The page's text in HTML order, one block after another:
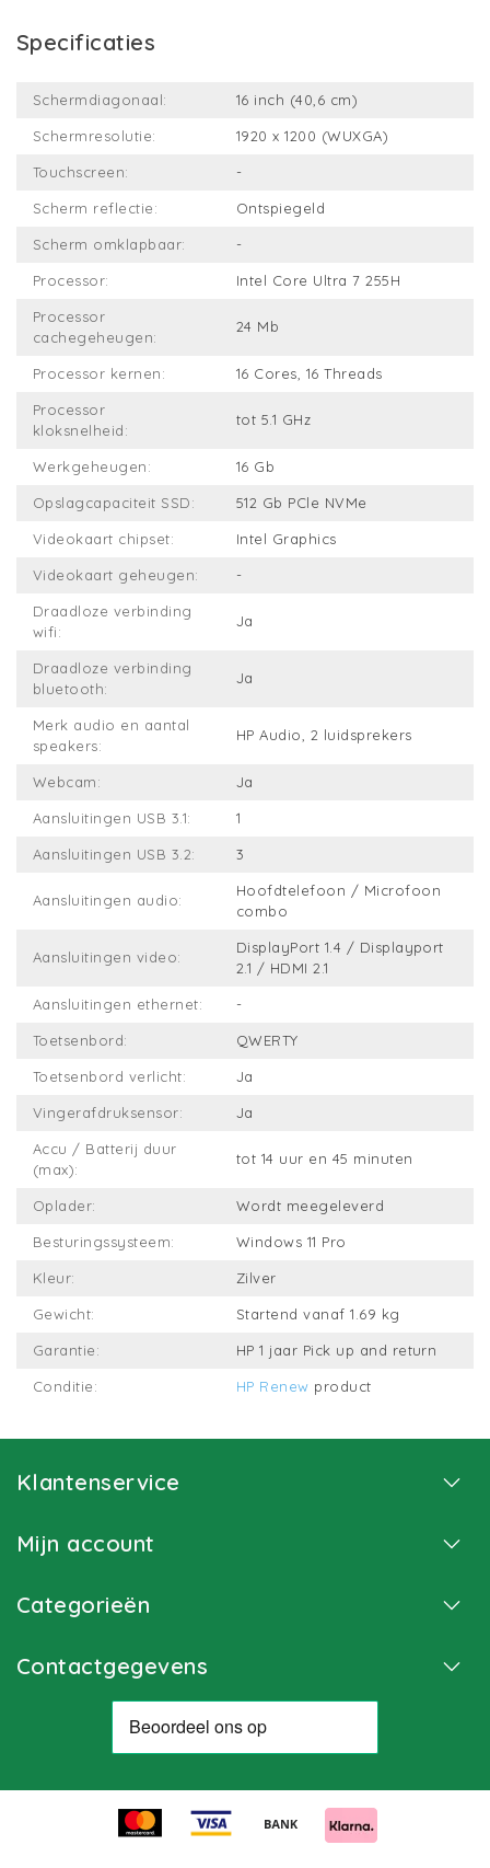
Specificaties
Schermdiagonaal: 16 inch (40,6 cm)
Schermresolutie: 1920 x 1200 (WUXGA)
Touchscreen: -
Scherm reflectie: Ontspiegeld
Scherm omklapbaar: -
Processor: Intel Core Ultra 7 255H
Processor
cachegeheugen:
24 Mb
Processor kernen: 16 Cores, 16 Threads
Processor
kloksnelheid:
tot 5.1 GHz
Werkgeheugen: 16 Gb
Opslagcapaciteit SSD: 512 Gb PCle NVMe
Videokaart chipset: Intel Graphics
Videokaart geheugen: -
Draadloze verbinding
wifi:
Ja
Draadloze verbinding
bluetooth:
Ja
Merk audio en aantal
speakers:
HP Audio, 2 luidsprekers
Webcam: Ja
Aansluitingen USB 3.1: 1
Aansluitingen USB 3.2: 3
Aansluitingen audio:
Hoofdtelefoon / Microfoon
combo
Aansluitingen video:
DisplayPort 1.4 / Displayport
2.1 / HDMI 2.1
Aansluitingen ethernet: -
Toetsenbord: QWERTY
Toetsenbord verlicht: Ja
Vingerafdruksensor: Ja
Accu / Batterij duur
(max):
tot 14 uur en 45 minuten
Oplader: Wordt meegeleverd
Besturingssysteem: Windows 11 Pro
Kleur: Zilver
Gewicht: Startend vanaf 1.69 kg
Garantie: HP 1 jaar Pick up and return
Conditie: HP Renew product
Klantenservice
Mijn account
Categorieën
Contactgegevens